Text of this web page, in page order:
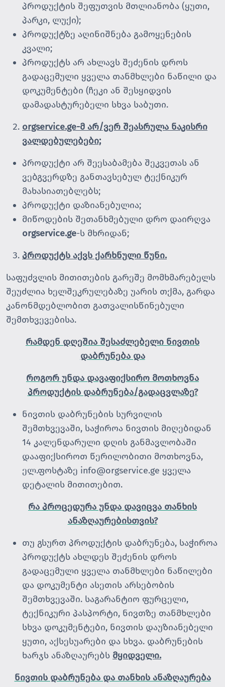
პროდუქტის შეფუთვის მთლიანობა (ყუთი,
პარკი, ლუქი);
პროდუქტზე აღინიშნება გამოყენების
კვალი;
პროდუქტს არ ახლავს შეძენის დროს
გადაცემული ყველა თანმხლები ნაწილი და
დოკუმენტები (ჩეკი ან შესყიდვის
დამადასტურებელი სხვა საბუთი.
orgservice.ge-მ არ/ვერ შეასრულა ნაკისრი
ვალდებულებები;
პროდუქტი არ შეესაბამება შეკვეთას ან
ვებგვერდზე განთავსებულ ტექნიკურ
მახასიათებლებს;
პროდუქტი დაზიანებულია;
მიწოდების შეთანხმებული დრო დაირღვა
orgservice.ge-ს მხრიდან;
პროდუქტს აქვს ქარხნული წუნი.
საფუძვლის მითითების გარეშე მომხმარებელს
შეუძლია ხელშეკრულებაზე უარის თქმა, გარდა
კანონმდებლობით გათვალისწინებული
შემთხვევებისა.
რამდენ დღეშია შესაძლებელი ნივთის
დაბრუნება და
როგორ უნდა დავაფიქსირო მოთხოვნა
პროდუქტის დაბრუნება/გადაცვლაზე?
ნივთის დაბრუნების სურვილის
შემთხვევაში, საჭიროა ნივთის მიღებიდან
14 კალენდარული დღის განმავლობაში
დააფიქსიროთ წერილობითი მოთხოვნა,
ელ.ფოსტაზე info@orgservice.ge ყველა
დეტალის მითითებით.
რა პროცედურა უნდა დავიცვა თანხის
ანაზღაურებისთვის?
თუ გსურთ პროდუქტის დაბრუნება, საჭიროა
პროდუქტს ახლდეს შეძენის დროს
გადაცემული ყველა თანმხლები ნაწილები
და დოკუმენტი ასეთის არსებობის
შემთხვევაში. საგარანტიო ფურცელი,
ტექნიკური პასპორტი, ნივთზე თანმხლები
სხვა დოკუმენტები, ნივთის დაუზიანებელი
ყუთი, აქსესუარები და სხვა. დაბრუნების
ხარჯს ანაზღაურებს მყიდველი.
ნივთის დაბრუნება და თანხის ანაზღაურება